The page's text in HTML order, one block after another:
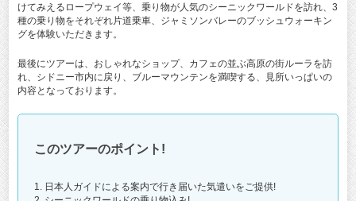
けてみえるロープウェイ等、乗り物が人気のシーニックワールドを訪れ、3
種の乗り物をそれぞれ片道乗車、ジャミソンバレーのブッシュウォーキン
グを体験いただきます。
最後にツアーは、おしゃれなショップ、カフェの並ぶ高原の街ルーラを訪
れ、シドニー市内に戻り、ブルーマウンテンを満喫する、見所いっぱいの
内容となっております。
このツアーのポイント!
1. 日本人ガイドによる案内で行き届いた気遣いをご提供!